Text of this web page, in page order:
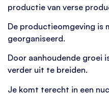
productie van verse
De productieomgeving is
georganiseerd.
Door aanhoudende groei
verder uit te breiden.
Je komt terecht in een